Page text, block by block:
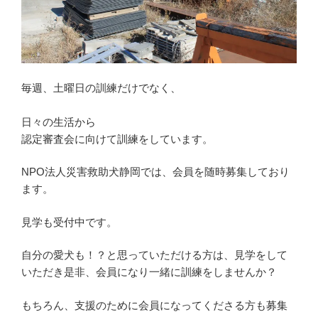
毎週、土曜日の訓練だけでなく、
日々の生活から
認定審査会に向けて訓練をしています。
NPO法人災害救助犬静岡では、会員を随時募集しており
ます。
見学も受付中です。
自分の愛犬も！？と思っていただける方は、見学をして
いただき是非、会員になり一緒に訓練をしませんか？
もちろん、支援のために会員になってくださる方も募集